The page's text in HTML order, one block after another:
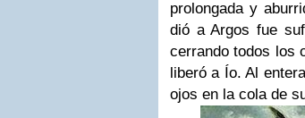
prolongada y
dió a Argos fue
cerrando todos los
liberó a Ío. Al
ojos en la cola de